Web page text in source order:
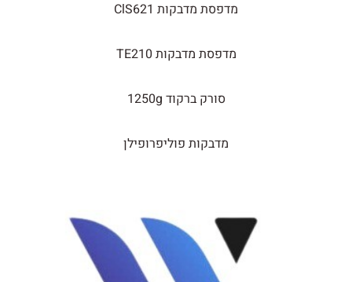
מדפסת מדבקות ClS621
מדפסת מדבקות TE210
סורק ברקוד 1250g
מדבקות פוליפרופילן